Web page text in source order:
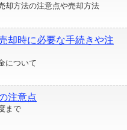
却方法の注意点や売却方法
却時に必要な手続きや注
について
注意点
まで